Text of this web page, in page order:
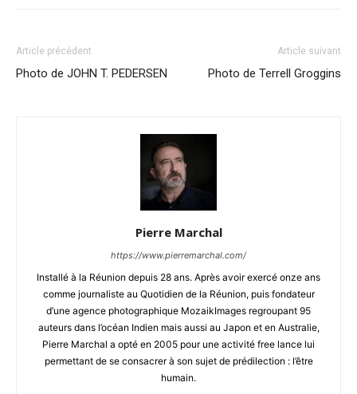
Article précédent
Photo de JOHN T. PEDERSEN
Article suivant
Photo de Terrell Groggins
Pierre Marchal
https://www.pierremarchal.com/
Installé à la Réunion depuis 28 ans. Après avoir exercé onze ans
comme journaliste au Quotidien de la Réunion, puis fondateur
d’une agence photographique MozaikImages regroupant 95
auteurs dans l’océan Indien mais aussi au Japon et en Australie,
Pierre Marchal a opté en 2005 pour une activité free lance lui
permettant de se consacrer à son sujet de prédilection : l’être
humain.